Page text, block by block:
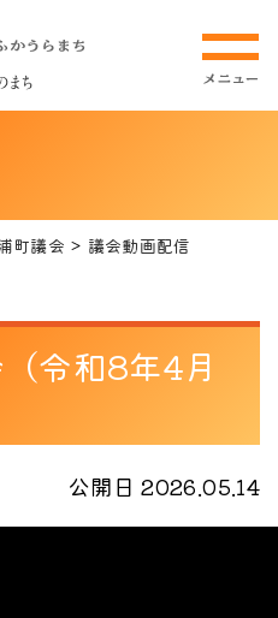
町議会
議会動画配信
令和8年4月
公開日 2026.05.14